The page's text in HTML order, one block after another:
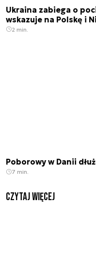
Ukraina zabiega o
wskazuje na Polskę i
2 min.
Poborowy w Danii
7 min.
czytaj więcej